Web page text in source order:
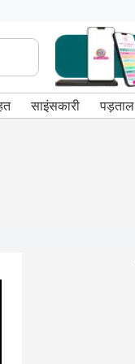
साइंसकारी पड़ताल